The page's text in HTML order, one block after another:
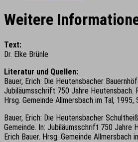
Weitere
Text:
Dr. Elke Brünle
Literatur und Quellen:
Bauer, Erich: Die Heutensbacher
Jubiläumsschrift 750 Jahre Heutensbach.
Hrsg. Gemeinde Allmersbach im Tal, 1995,
Bauer, Erich: Die Heutensbacher
Gemeinde. In: Jubiläumsschrift 750 Jahre
Erich Bauer. Hrsg. Gemeinde Allmersbach